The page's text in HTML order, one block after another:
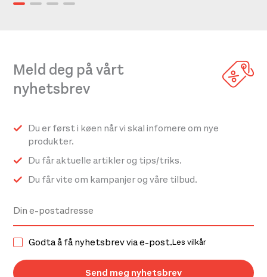
Meld deg på vårt
nyhetsbrev
Du er først i køen når vi skal infomere om nye
produkter.
Du får aktuelle artikler og tips/triks.
Du får vite om kampanjer og våre tilbud.
Godta å få nyhetsbrev via e-post.Les vilkår